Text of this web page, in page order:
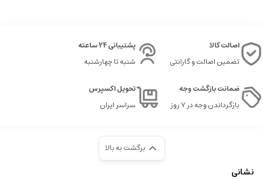
اصالت کالا
تضمین اصالت و گارانتی
پشتیبانی 24 ساعته
شنبه تا چهارشنبه
ضمانت بازگشت وجه
بازگرداندن وجه در ۷ روز
تحویل اکسپرس
سراسر ایران
برگشت به بالا
نشانی